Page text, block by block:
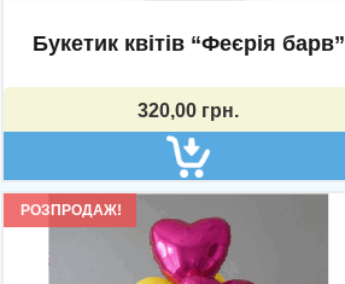
Букетик квітів “Феєрія барв”
320,00 грн.
РОЗПРОДАЖ!
Повернення та обмін